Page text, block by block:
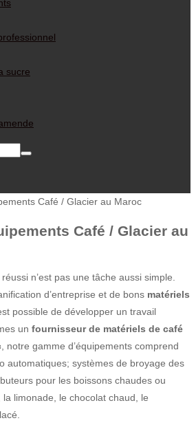
sucre
Café / Glacier au Maroc
Café / Glacier au
n’est pas une tâche aussi simple.
d’entreprise et de bons matériels
est possible de développer un travail
un fournisseur de matériels de café
, notre gamme d’équipements comprend
automatiques; systèmes de broyage des
pour les boissons chaudes ou
limonade, le chocolat chaud, le